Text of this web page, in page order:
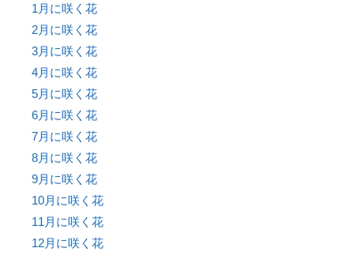
1月に咲く花
2月に咲く花
3月に咲く花
4月に咲く花
5月に咲く花
6月に咲く花
7月に咲く花
8月に咲く花
9月に咲く花
10月に咲く花
11月に咲く花
12月に咲く花